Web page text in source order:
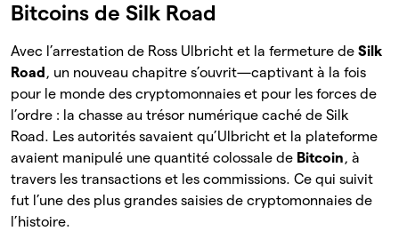
Bitcoins de Silk Road
Avec l’arrestation de Ross Ulbricht et la fermeture de Silk
Road , un nouveau chapitre s’ouvrit—captivant à la fois
pour le monde des cryptomonnaies et pour les forces de
l’ordre : la chasse au trésor numérique caché de Silk
Road. Les autorités savaient qu’Ulbricht et la plateforme
avaient manipulé une quantité colossale de Bitcoin, à
travers les transactions et les commissions. Ce qui suivit
fut l’une des plus grandes saisies de cryptomonnaies de
l’histoire.